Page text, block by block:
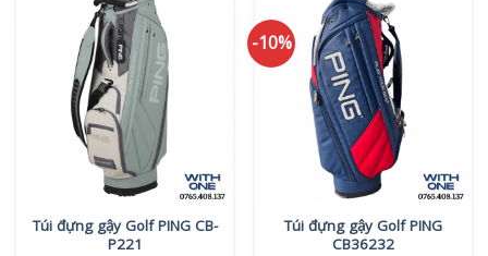
Túi đựng gậy Golf PING CB-
P221
-10%
Túi đựng gậy Golf PING
CB36232